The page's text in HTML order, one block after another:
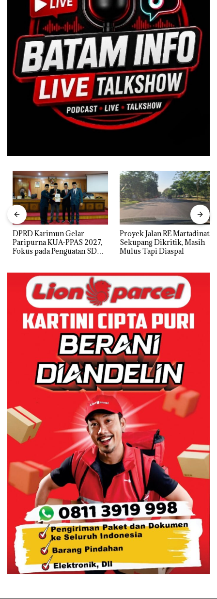
DPRD Karimun Gelar
Paripurna KUA-PPAS 2027,
Fokus pada Penguatan SDM,
Proyek Jalan RE Martadinata
Sekupang Dikritik, Masih
Mulus Tapi Diaspal